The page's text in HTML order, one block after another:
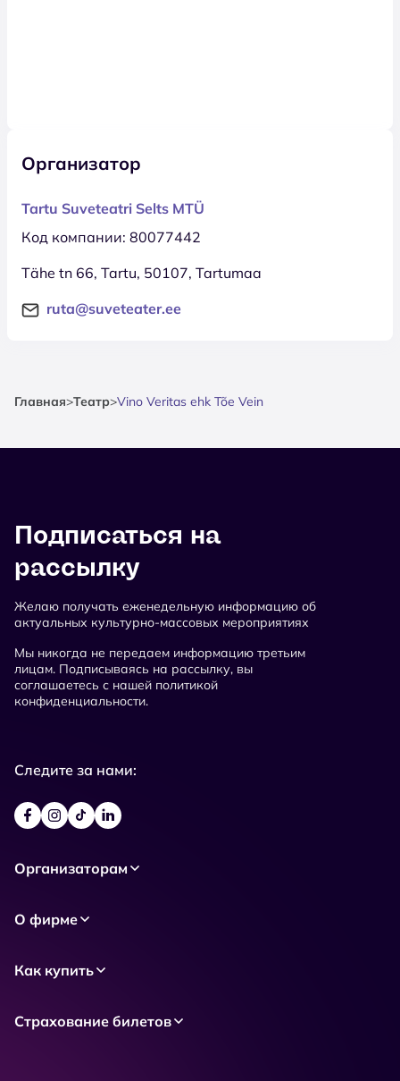
Организатор
Tartu Suveteatri Selts MTÜ
Код компании: 80077442
Tähe tn 66, Tartu, 50107, Tartumaa
ruta@suveteater.ee
Главная>Театр>Vino Veritas ehk Tõe Vein
Подписаться на
рассылку
Желаю получать еженедельную информацию об
актуальных культурно-массовых мероприятиях
Мы никогда не передаем информацию третьим
лицам. Подписываясь на рассылку, вы
соглашаетесь с нашей политикой
конфиденциальности.
Следите за нами:
Организаторам
О фирме
Как купить
Страхование билетов